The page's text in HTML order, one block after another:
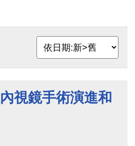
視鏡手術演進和